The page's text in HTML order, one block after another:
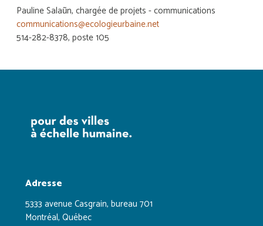
Pauline Salaũn, chargée de projets - communications
communications@ecologieurbaine.net
514-282-8378, poste 105
Adresse
5333 avenue Casgrain, bureau 701
Montréal, Québec